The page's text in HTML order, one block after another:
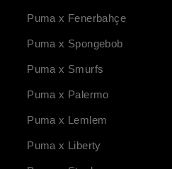
Puma x Fenerbahçe
Puma x Spongebob
Puma x Smurfs
Puma x Palermo
Puma x Lemlem
Puma x Liberty